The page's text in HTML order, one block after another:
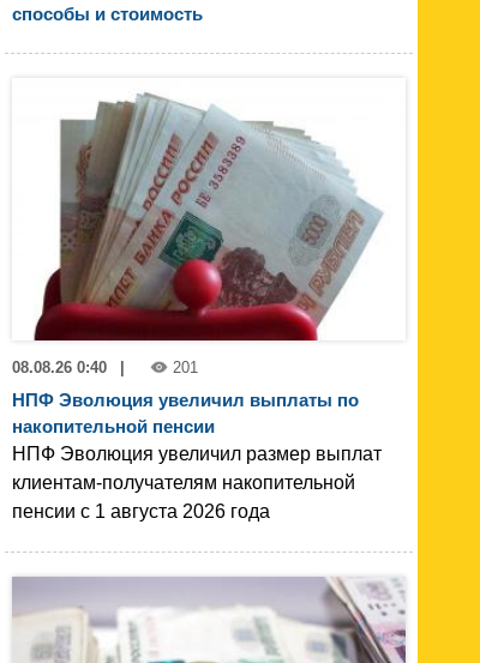
способы и стоимость
08.08.26 0:40 201
НПФ Эволюция увеличил выплаты по
накопительной пенсии
НПФ Эволюция увеличил размер выплат
клиентам-получателям накопительной
пенсии с 1 августа 2026 года